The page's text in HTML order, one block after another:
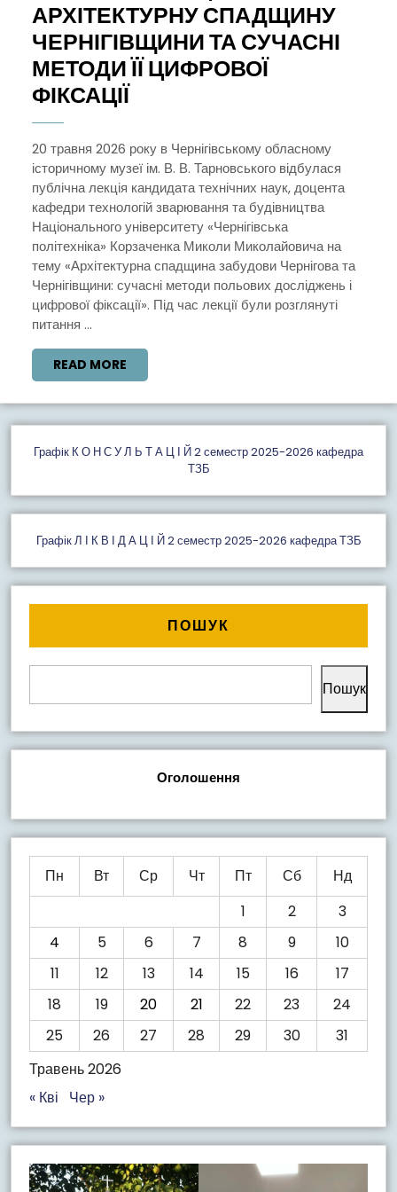
АРХІТЕКТУРНУ СПАДЩИНУ
ЧЕРНІГІВЩИНИ ТА СУЧАСНІ
МЕТОДИ ЇЇ ЦИФРОВОЇ
ФІКСАЦІЇПУБЛІЧНА
ПРО
АРХІТЕКТУРНУ
СПАДЩИНУ
ЧЕРНІГІВЩИНИ
ТА
СУЧАСНІ
МЕТОДИ
ЦИФРОВОЇ
ФІКСАЦІЇ
20 травня 2026 року в Чернігівському обласному
історичному музеї ім. В. В. Тарновського відбулася
публічна лекція кандидата технічних наук, доцента
кафедри технологій зварювання та будівництва
Національного університету «Чернігівська
політехніка» Корзаченка Миколи Миколайовича на
тему «Архітектурна спадщина забудови Чернігова та
Чернігівщини: сучасні методи польових досліджень і
цифрової фіксації». Під час лекції були розглянуті
питання ...
READ MORE
MORE
Графiк К О Н С У Л Ь Т А Ц І Й 2 семестр 2025-2026 кафедра
ТЗБ
Графік Л І К В І Д А Ц І Й 2 семестр 2025-2026 кафедра ТЗБ
ПОШУК
Пошук
Оголошення
Травень 2026
Пн Вт Ср Чт Пт Сб
Нд
1
2
3
4
5 6 7 8 9
10
11
12 13 14 15 16
17
18
19 20 21 22 23
24
25
26 27 28 29 30 31
« Кві Чер »